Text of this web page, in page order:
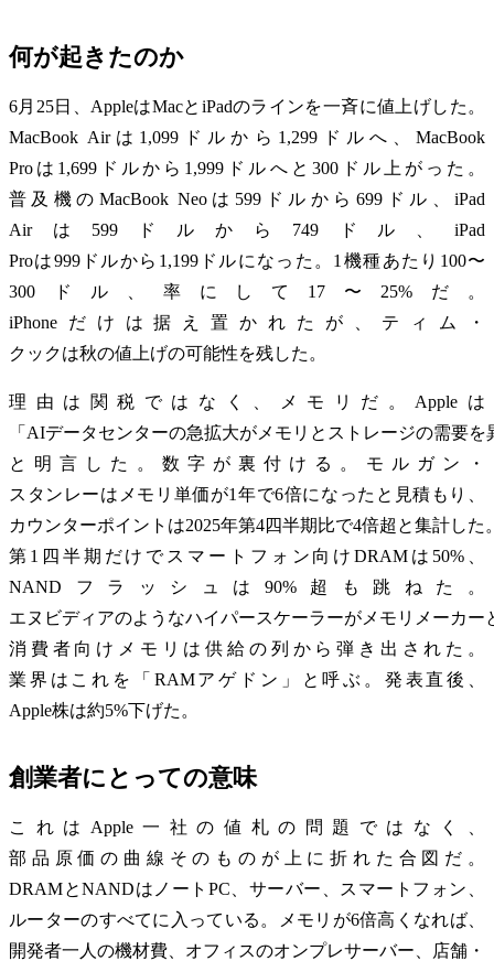
何が起きたのか
6月25日、AppleはMacとiPadのラインを一斉に値上げした。
MacBook Airは1,099ドルから1,299ドルへ、MacBook
Proは1,699ドルから1,999ドルへと300ドル上がった。
普及機のMacBook Neoは599ドルから699ドル、iPad
Airは599ドルから749ドル、iPad
Proは999ドルから1,199ドルになった。1機種あたり100〜
300ドル、率にして17〜25%だ。
iPhoneだけは据え置かれたが、ティム・
クックは秋の値上げの可能性を残した。
理由は関税ではなく、メモリだ。Appleは
「AIデータセンターの急拡大がメモリとストレージの需要
と明言した。数字が裏付ける。モルガン・
スタンレーはメモリ単価が1年で6倍になったと見積もり、
カウンターポイントは2025年第4四半期比で4倍超と集計した
第1四半期だけでスマートフォン向けDRAMは50%、
NANDフラッシュは90%超も跳ねた。
エヌビディアのようなハイパースケーラーがメモリメーカー
消費者向けメモリは供給の列から弾き出された。
業界はこれを「RAMアゲドン」と呼ぶ。発表直後、
Apple株は約5%下げた。
創業者にとっての意味
これはApple一社の値札の問題ではなく、
部品原価の曲線そのものが上に折れた合図だ。
DRAMとNANDはノートPC、サーバー、スマートフォン、
ルーターのすべてに入っている。メモリが6倍高くなれば、
開発者一人の機材費、オフィスのオンプレサーバー、店舗・